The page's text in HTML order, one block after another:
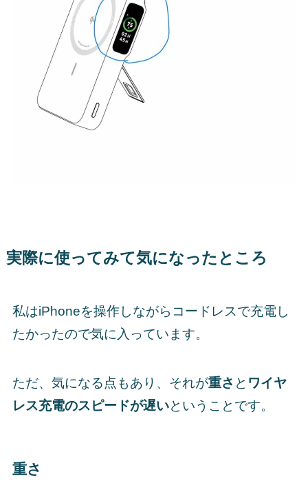
実際に使ってみて気になったところ
私はiPhoneを操作しながらコードレスで充電し
たかったので気に入っています。
ただ、気になる点もあり、それが重さ と ワイヤ
レス充電のスピードが遅いということです。
重さ